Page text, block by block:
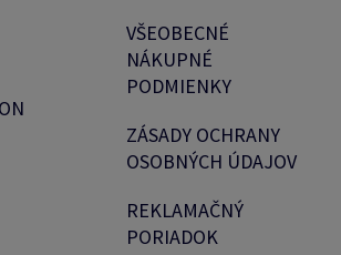
VŠEOBECNÉ
NÁKUPNÉ
PODMIENKY
ZÁSADY OCHRANY
OSOBNÝCH ÚDAJOV
REKLAMAČNÝ
PORIADOK